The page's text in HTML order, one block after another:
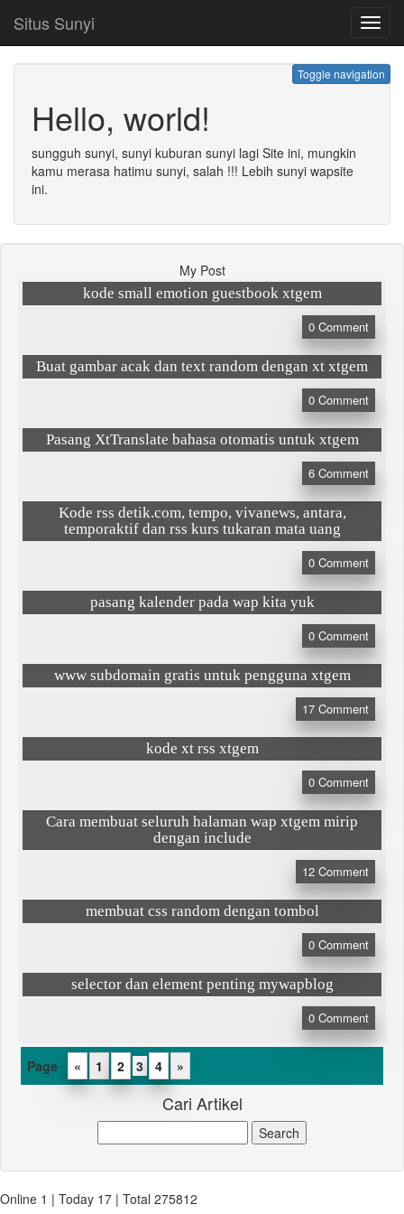
Situs Sunyi
Toggle navigation
Hello, world!
sungguh sunyi, sunyi kuburan sunyi lagi Site ini, mungkin
kamu merasa hatimu sunyi, salah !!! Lebih sunyi wapsite
ini.
My Post
kode small emotion guestbook xtgem
0 Comment
Buat gambar acak dan text random dengan xt xtgem
0 Comment
Pasang XtTranslate bahasa otomatis untuk xtgem
6 Comment
Kode rss detik.com, tempo, vivanews, antara,
temporaktif dan rss kurs tukaran mata uang
0 Comment
pasang kalender pada wap kita yuk
0 Comment
www subdomain gratis untuk pengguna xtgem
17 Comment
kode xt rss xtgem
0 Comment
Cara membuat seluruh halaman wap xtgem mirip
dengan include
12 Comment
membuat css random dengan tombol
0 Comment
selector dan element penting mywapblog
0 Comment
« 1 2 3 4 »
Cari Artikel
Online 1 | Today 17 | Total 275812